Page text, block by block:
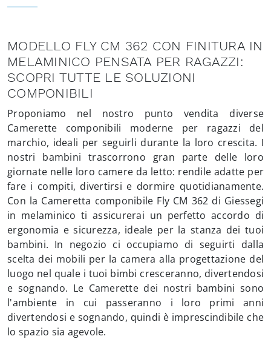
MODELLO FLY CM 362 CON FINITURA IN
MELAMINICO PENSATA PER RAGAZZI:
SCOPRI TUTTE LE SOLUZIONI
COMPONIBILI
Proponiamo nel nostro punto vendita diverse
Camerette componibili moderne per ragazzi del
marchio, ideali per seguirli durante la loro crescita. I
nostri bambini trascorrono gran parte delle loro
giornate nelle loro camere da letto: rendile adatte per
fare i compiti, divertirsi e dormire quotidianamente.
Con la Cameretta componibile Fly CM 362 di Giessegi
in melaminico ti assicurerai un perfetto accordo di
ergonomia e sicurezza, ideale per la stanza dei tuoi
bambini. In negozio ci occupiamo di seguirti dalla
scelta dei mobili per la camera alla progettazione del
luogo nel quale i tuoi bimbi cresceranno, divertendosi
e sognando. Le Camerette dei nostri bambini sono
l'ambiente in cui passeranno i loro primi anni
divertendosi e sognando, quindi è imprescindibile che
lo spazio sia agevole.